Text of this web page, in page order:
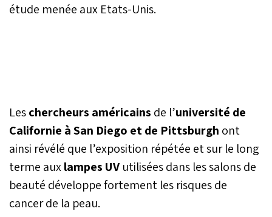
étude menée aux Etats-Unis.
Leschercheurs américains de l’université de
Californie à San Diego et de Pittsburgh ont
ainsi révélé que l’exposition répétée et sur le long
terme auxlampes UV utilisées dans les salons de
beauté développe fortement les risques de
cancer de la peau.